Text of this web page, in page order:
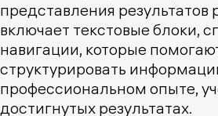
представления результатов
включает текстовые блоки,
навигации, которые
структурировать
профессиональном опыте,
достигнутых результатах.